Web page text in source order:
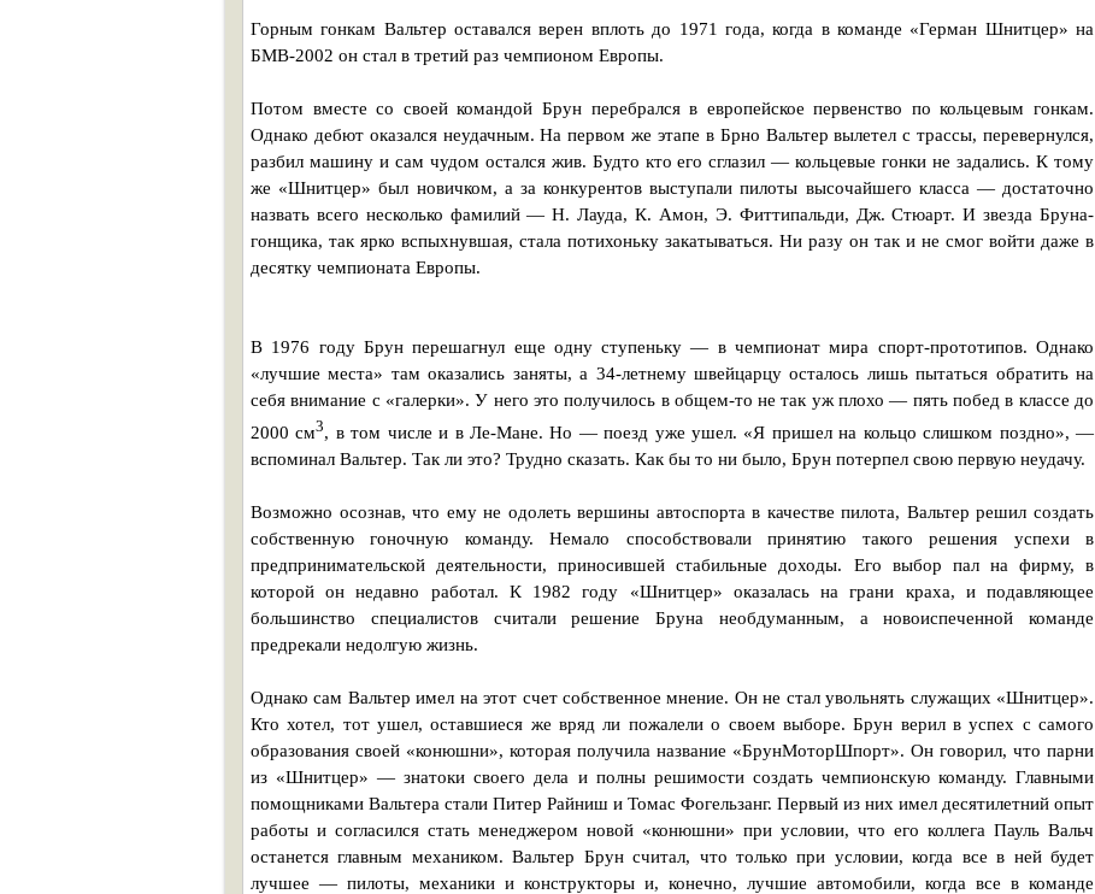
Горным гонкам Вальтер оставался верен вплоть до 1971 года, когда в команде «Герман Шнитцер» на
БМВ-2002 он стал в третий раз чемпионом Европы.
Потом вместе со своей командой Брун перебрался в европейское первенство по кольцевым гонкам.
Однако дебют оказался неудачным. На первом же этапе в Брно Вальтер вылетел с трассы, перевернулся,
разбил машину и сам чудом остался жив. Будто кто его сглазил — кольцевые гонки не задались. К тому
же «Шнитцер» был новичком, а за конкурентов выступали пилоты высочайшего класса — достаточно
назвать всего несколько фамилий — Н. Лауда, К. Амон, Э. Фиттипальди, Дж. Стюарт. И звезда Бруна-
гонщика, так ярко вспыхнувшая, стала потихоньку закатываться. Ни разу он так и не смог войти даже в
десятку чемпионата Европы.
В 1976 году Брун перешагнул еще одну ступеньку — в чемпионат мира спорт-прототипов. Однако
«лучшие места» там оказались заняты, а 34-летнему швейцарцу осталось лишь пытаться обратить на
себя внимание с «галерки». У него это получилось в общем-то не так уж плохо — пять побед в классе до
2000 см3, в том числе и в Ле-Мане. Но — поезд уже ушел. «Я пришел на кольцо слишком поздно», —
вспоминал Вальтер. Так ли это? Трудно сказать. Как бы то ни было, Брун потерпел свою первую неудачу.
Возможно осознав, что ему не одолеть вершины автоспорта в качестве пилота, Вальтер решил создать
собственную гоночную команду. Немало способствовали принятию такого решения успехи в
предпринимательской деятельности, приносившей стабильные доходы. Его выбор пал на фирму, в
которой он недавно работал. К 1982 году «Шнитцер» оказалась на грани краха, и подавляющее
большинство специалистов считали решение Бруна необдуманным, а новоиспеченной команде
предрекали недолгую жизнь.
Однако сам Вальтер имел на этот счет собственное мнение. Он не стал увольнять служащих «Шнитцер».
Кто хотел, тот ушел, оставшиеся же вряд ли пожалели о своем выборе. Брун верил в успех с самого
образования своей «конюшни», которая получила название «БрунМоторШпорт». Он говорил, что парни
из «Шнитцер» — знатоки своего дела и полны решимости создать чемпионскую команду. Главными
помощниками Вальтера стали Питер Райниш и Томас Фогельзанг. Первый из них имел десятилетний опыт
работы и согласился стать менеджером новой «конюшни» при условии, что его коллега Пауль Вальч
останется главным механиком. Вальтер Брун считал, что только при условии, когда все в ней будет
лучшее — пилоты, механики и конструкторы и, конечно, лучшие автомобили, когда все в команде